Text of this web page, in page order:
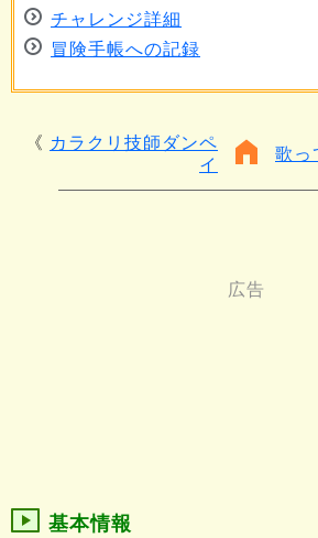
チャレンジ詳細
冒険手帳への記録
カラクリ技師ダンペ
イ
歌っ
基本情報